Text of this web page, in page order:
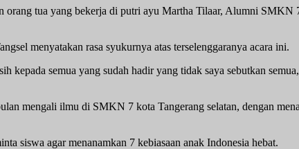
tua yang bekerja di putri ayu Martha Tilaar, Alumni
menyatakan rasa syukurnya atas terselenggaranya acara ini.
semua yang sudah hadir yang tidak saya sebutkan
mengali ilmu di SMKN 7 kota Tangerang selatan, dengan
siswa agar menanamkan 7 kebiasaan anak Indonesia hebat.